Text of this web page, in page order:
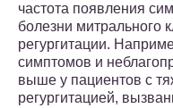
частота появления
болезни митрального
регургитации.
симптомов и
выше у пациентов с
регургитацией,